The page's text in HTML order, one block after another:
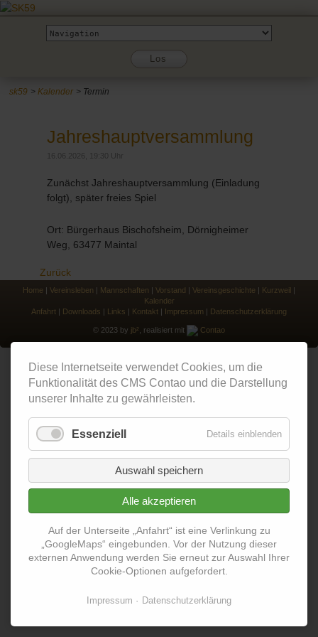
Zielseite
Los
sk59 Kalender Termin
Jahreshauptversammlung
16.06.2026, 19:30 Uhr
Zunächst Jahreshauptversammlung (Einladung
folgt), später freies Spiel
Ort: Bürgerhaus Bischofsheim, Dörnigheimer
Weg, 63477 Maintal
Zurück
Home Vereinsleben Mannschaften Vorstand Vereinsgeschichte Kurzweil
Kalender
Anfahrt
Downloads Links Kontakt Impressum Datenschutzerklärung
© 2023 by jb² , realisiert mit Contao
Diese Internetseite verwendet Cookies, um die
Funktionalität des CMS Contao und die Darstellung
unserer Inhalte zu gewährleisten.
Essenziell Details einblenden
Auswahl speichern
Alle akzeptieren
Auf der Unterseite „Anfahrt“ ist eine Verlinkung zu
„GoogleMaps“ eingebunden. Vor der Nutzung dieser
externen Anwendung werden Sie erneut zur Auswahl Ihrer
Cookie-Optionen aufgefordert.
Impressum Datenschutzerklärung